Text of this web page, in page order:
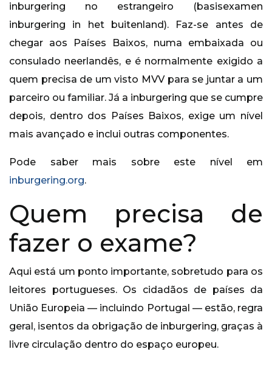
inburgering no estrangeiro (basisexamen
inburgering in het buitenland). Faz-se antes de
chegar aos Países Baixos, numa embaixada ou
consulado neerlandês, e é normalmente exigido a
quem precisa de um visto MVV para se juntar a um
parceiro ou familiar. Já a inburgering que se cumpre
depois, dentro dos Países Baixos, exige um nível
mais avançado e inclui outras componentes.
Pode saber mais sobre este nível em
inburgering.org.
Quem precisa de
fazer o exame?
Aqui está um ponto importante, sobretudo para os
leitores portugueses. Os cidadãos de países da
União Europeia — incluindo Portugal — estão, regra
geral, isentos da obrigação de inburgering, graças à
livre circulação dentro do espaço europeu.